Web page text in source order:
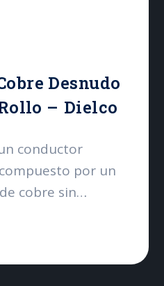
Desnudo
– Dielco
conductor
por un
cobre sin
Su
ofrecer un